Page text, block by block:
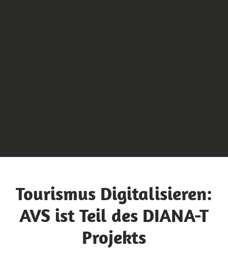
Tourismus Digitalisieren:
AVS ist Teil des DIANA-T
Projekts